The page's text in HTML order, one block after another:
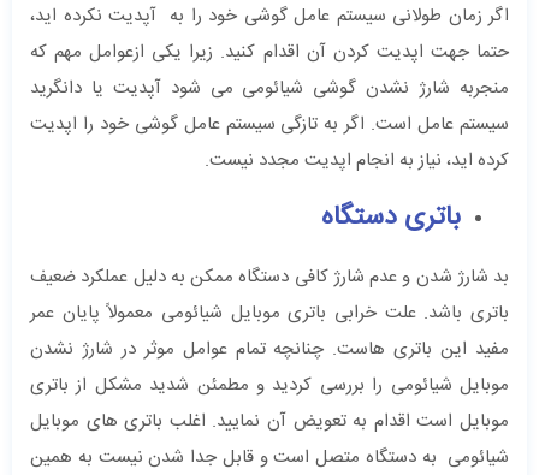
اگر زمان طولانی سیستم عامل گوشی خود را به آپدیت نکرده اید،
حتما جهت اپدیت کردن آن اقدام کنید. زیرا یکی ازعوامل مهم که
منجربه شارژ نشدن گوشی شیائومی می شود آپدیت یا دانگرید
سیستم عامل است. اگر به تازگی سیستم عامل گوشی خود را اپدیت
کرده اید، نیاز به انجام اپدیت مجدد نیست.
باتری دستگاه
بد شارژ شدن و عدم شارژ کافی دستگاه ممکن به دلیل عملکرد ضعیف
باتری باشد. علت خرابی باتری موبایل شیائومی معمولاً پایان عمر
مفید این باتری هاست. چنانچه تمام عوامل موثر در شارژ نشدن
موبایل شیائومی را بررسی کردید و مطمئن شدید مشکل از باتری
موبایل است اقدام به تعویض آن نمایید. اغلب باتری های موبایل
شیائومی به دستگاه متصل است و قابل جدا شدن نیست به همین